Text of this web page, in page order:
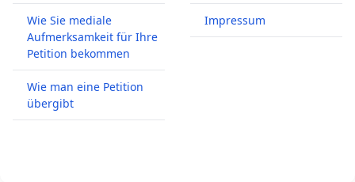
Wie Sie mediale
Aufmerksamkeit für Ihre
Petition bekommen
Wie man eine Petition
übergibt
Impressum